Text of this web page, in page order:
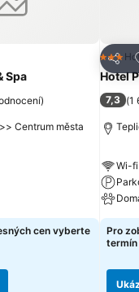
oblíbených
Spa
)
Centrum města
cen vyberte
Sdílet
3 Počet
Hotel
7,3 (1
Wi-fi
Pro
termín